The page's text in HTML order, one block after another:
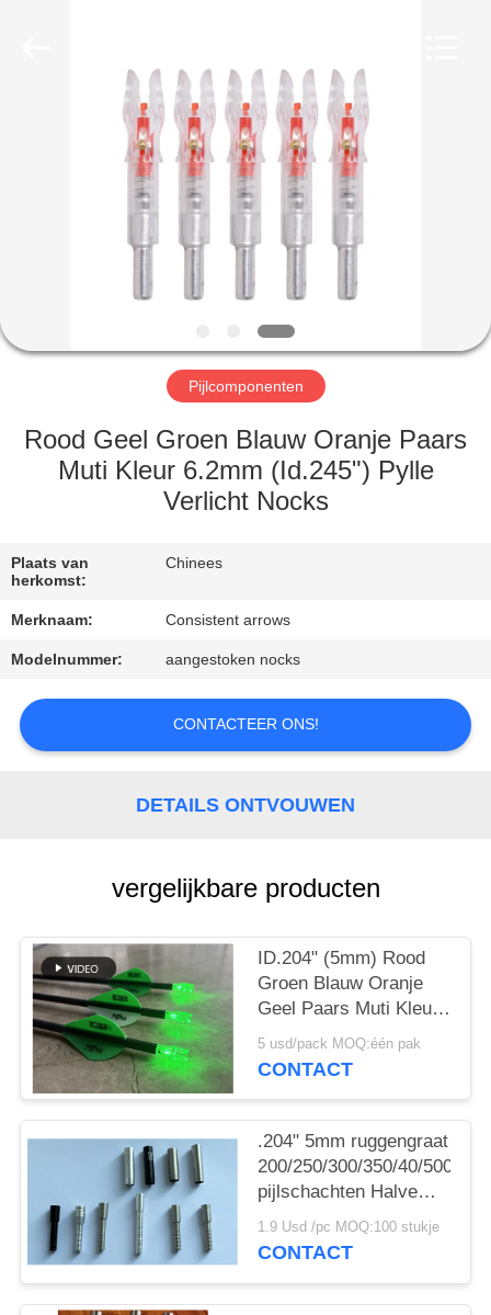
PRODUCTEN
ONGEVEER
FABRIEKSREIS
KWALITEITSCONTROLE
CONTACTEER
EEN
CITAAT
Pijlcomponenten
Rood Geel Groen Blauw Oranje Paars
Muti Kleur 6.2mm (Id.245") Pylle
Verlicht Nocks
Plaats van
herkomst:
Chinees
Merknaam: Consistent arrows
Modelnummer: aangestoken nocks
CONTACTEER ONS!
DETAILS ONTVOUWEN
vergelijkbare producten
ID.204" (5mm) Rood
Groen Blauw Oranje
Geel Paars Muti Kleur
Pijl Verlichtte knoopjes
Met Schakelaar
5 usd/pack MOQ:één pak
CONTACT
.204" 5mm ruggengraat
200/250/300/350/40/500
pijlschachten Halve
post en punt kragen
1.9 Usd /pc MOQ:100 stukje
CONTACT